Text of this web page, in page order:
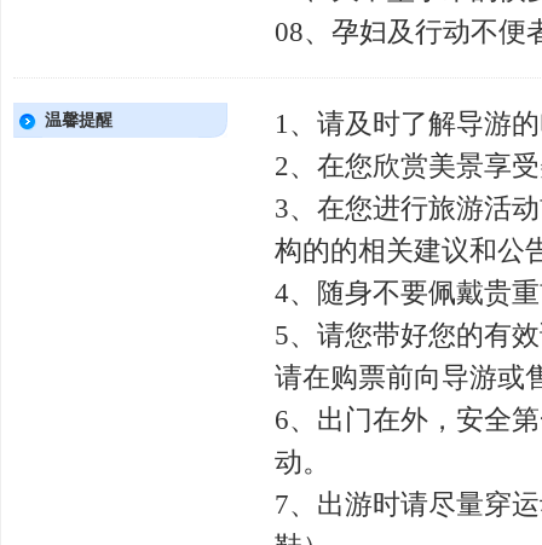
08、孕妇及行动不便
温馨提醒
1、请及时了解导游
2、在您欣赏美景享
3、在您进行旅游活
构的的相关建议和公
4、随身不要佩戴贵
5、请您带好您的有
请在购票前向导游或
6、出门在外，安全
动。
7、出游时请尽量穿